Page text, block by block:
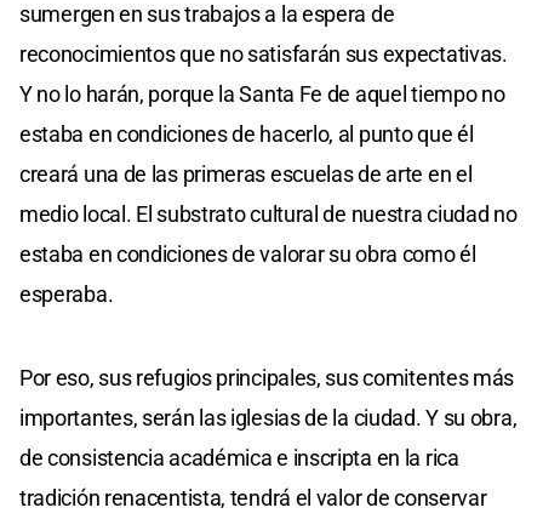
sumergen en sus trabajos a la espera de
reconocimientos que no satisfarán sus expectativas.
Y no lo harán, porque la Santa Fe de aquel tiempo no
estaba en condiciones de hacerlo, al punto que él
creará una de las primeras escuelas de arte en el
medio local. El substrato cultural de nuestra ciudad no
estaba en condiciones de valorar su obra como él
esperaba.
Por eso, sus refugios principales, sus comitentes más
importantes, serán las iglesias de la ciudad. Y su obra,
de consistencia académica e inscripta en la rica
tradición renacentista, tendrá el valor de conservar